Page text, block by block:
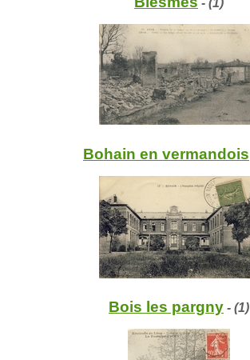
Bohain en vermandois
Bois les pargny - (1)